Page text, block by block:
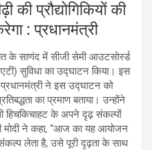
की प्रौद्योगिकियों की
: प्रधानमंत्री
के साणंद में सीजी सेमी आउटसोर्स्ड
सुविधा का उद्घाटन किया। इस
ने इस उद्घाटन को
का प्रमाण बताया। उन्होंने
हिचकिचाहट के अपने दृढ़ संकल्पों
मोदी ने कहा, “आज का यह आयोजन
लेता है, उसे पूरी दृढ़ता के साथ